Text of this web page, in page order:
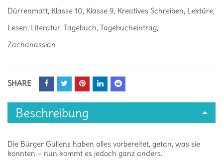
Dürrenmatt, Klasse 10, Klasse 9, Kreatives Schreiben, Lektüre,
Lesen, Literatur, Tagebuch, Tagebucheintrag,
Zachanassian
SHARE
Beschreibung
Die Bürger Güllens haben alles vorbereitet, getan, was sie
konnten – nun kommt es jedoch ganz anders.